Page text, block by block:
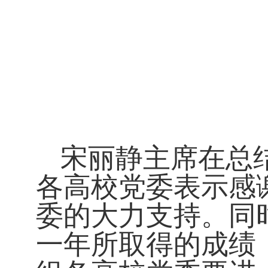
宋丽静主席在总
各高校党委表示感
委的大力支持。同
一年所取得的成